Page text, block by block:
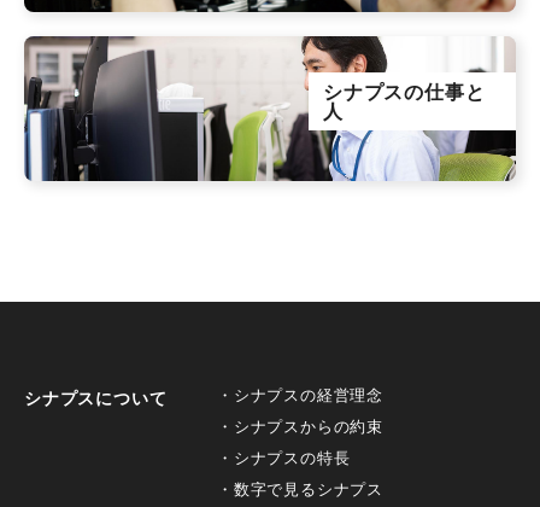
シナプスの仕事と
人
シナプスについて
シナプスの経営理念
シナプスからの約束
シナプスの特長
数字で見るシナプス